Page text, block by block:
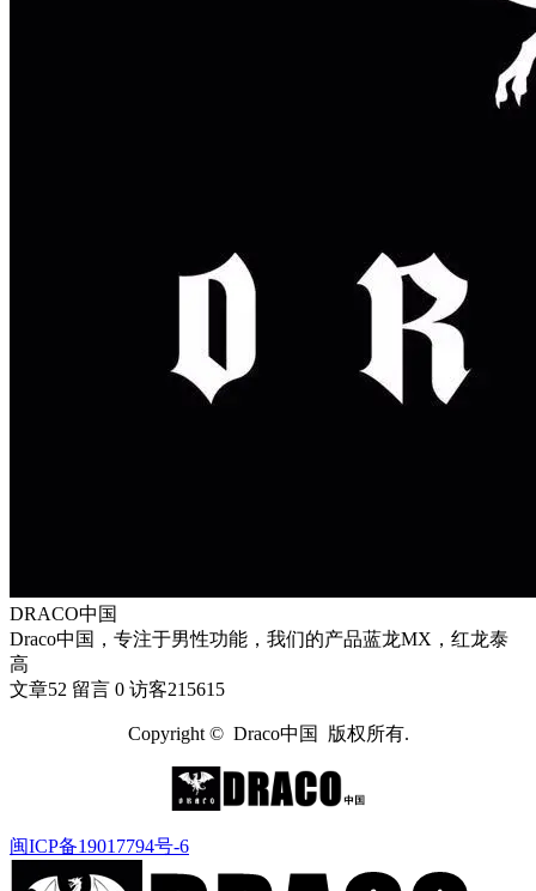
DRACO中国
Draco中国，专注于男性功能，我们的产品蓝龙MX，红龙泰
高
文章52 留言 0 访客215615
Copyright © Draco中国 版权所有.
闽ICP备19017794号-6